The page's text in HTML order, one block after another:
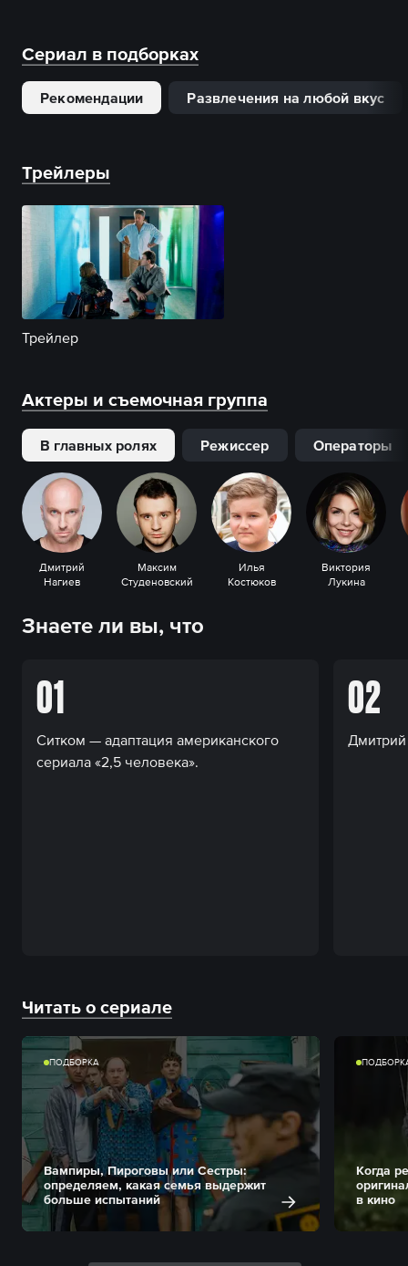
Сериал в подборках
Рекомендации Развлечения на любой вкус
Трейлеры
Трейлер
Актеры и съемочная группа
В главных ролях Режиссер Операторы
Дмитрий
Нагиев
Максим
Студеновский
Илья
Костюков
Виктория
Лукина
Знаете ли вы, что
01
Ситком — адаптация американского
сериала «2,5 человека».
02
Дмитрий
Читать о сериале
ПОДБОРКА
Вампиры, Пироговы или Сестры:
определяем, какая семья выдержит
больше испытаний
Когда
в кино